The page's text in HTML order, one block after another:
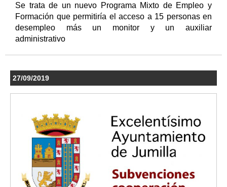
Se trata de un nuevo Programa Mixto de Empleo y
Formación que permitiría el acceso a 15 personas en
desempleo más un monitor y un auxiliar
administrativo
27/09/2019